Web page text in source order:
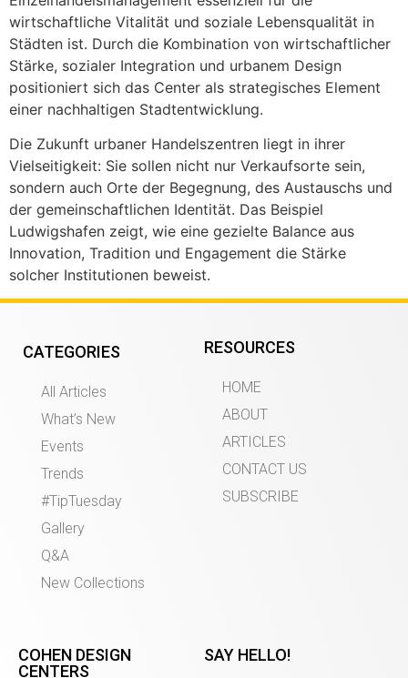
wirtschaftliche Vitalität und soziale Lebensqualität in
Städten ist. Durch die Kombination von wirtschaftlicher
Stärke, sozialer Integration und urbanem Design
positioniert sich das Center als strategisches Element
einer nachhaltigen Stadtentwicklung.
Die Zukunft urbaner Handelszentren liegt in ihrer
Vielseitigkeit: Sie sollen nicht nur Verkaufsorte sein,
sondern auch Orte der Begegnung, des Austauschs und
der gemeinschaftlichen Identität. Das Beispiel
Ludwigshafen zeigt, wie eine gezielte Balance aus
Innovation, Tradition und Engagement die Stärke
solcher Institutionen beweist.
CATEGORIES
All Articles
What’s New
Events
Trends
#TipTuesday
Gallery
Q&A
New Collections
RESOURCES
HOME
ABOUT
ARTICLES
CONTACT US
SUBSCRIBE
COHEN DESIGN
CENTERS
SAY HELLO!